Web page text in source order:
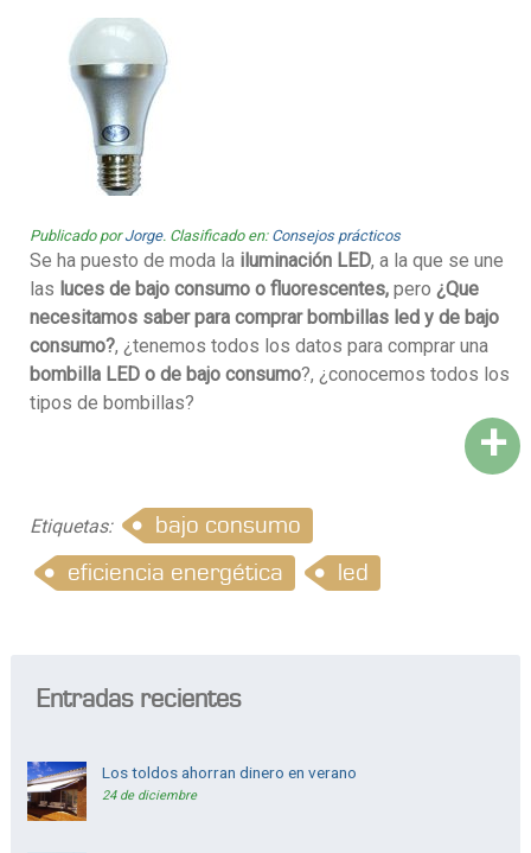
Publicado porJorge. Clasificado en: Consejos prácticos
Se ha puesto de moda lailuminación LED, a la que se une
las luces de bajo consumo o fluorescentes,pero ¿Que
necesitamos saber para comprar bombillas led y de bajo
consumo?, ¿tenemos todos los datos para comprar una
bombilla LED o de bajo consumo?, ¿conocemos todos los
tipos de bombillas?
+
Etiquetas:
bajo consumo
eficiencia energética
led
Entradas recientes
Los toldos ahorran dinero en verano
24 de diciembre